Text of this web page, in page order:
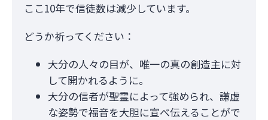
ここ10年で信徒数は減少しています。
どうか祈ってください：
大分の人々の目が、唯一の真の創造主に対
して開かれるように。
大分の信者が聖霊によって強められ、謙虚
な姿勢で福音を大胆に宣べ伝えることがで